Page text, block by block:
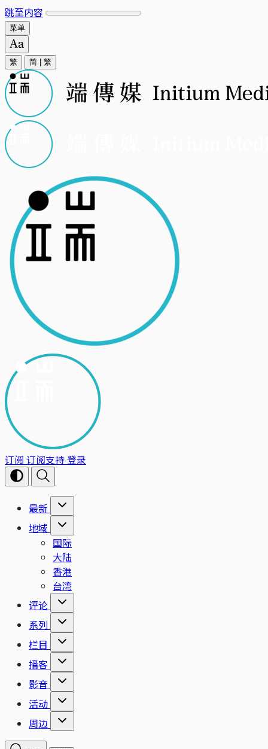
跳至内容
菜单
繁 简 繁
订阅 订阅支持登录
最新
地域
国际
大陆
香港
台湾
评论
系列
栏目
播客
影音
活动
周边